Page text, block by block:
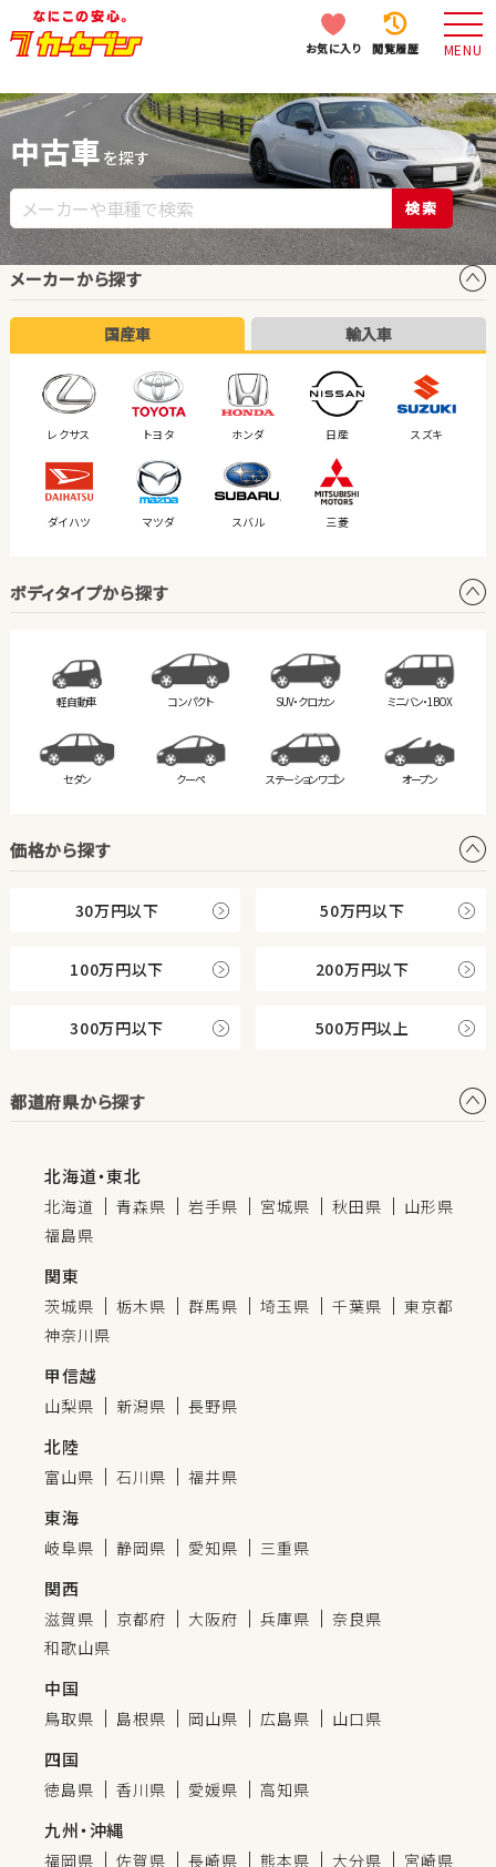
お気に入り 閲覧履歴 MENU
中古車 を探す
検索
メーカーから探す
国産車 輸入車
レクサス トヨタ ホンダ 日産 スズキ
ダイハツ マツダ スバル 三菱
ボディタイプから探す
軽自動車 コンパクト SUV・クロカン ミニバン・1BOX
セダン クーペ ステーションワゴン オープン
価格から探す
30万円以下 50万円以下
100万円以下 200万円以下
300万円以下 500万円以上
都道府県から探す
北海道・東北
北海道 青森県 岩手県 宮城県 秋田県
山形県
福島県
関東
茨城県 栃木県 群馬県 埼玉県 千葉県
東京都
神奈川県
甲信越
山梨県 新潟県 長野県
北陸
富山県 石川県 福井県
東海
岐阜県 静岡県 愛知県 三重県
関西
滋賀県 京都府 大阪府 兵庫県
奈良県
和歌山県
中国
鳥取県 島根県 岡山県 広島県 山口県
四国
徳島県 香川県 愛媛県 高知県
九州・沖縄
福岡県 佐賀県 長崎県 熊本県 大分県
宮崎県